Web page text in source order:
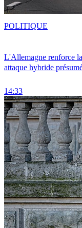
L'Allemagne renforce
attaque hybride
14:33
POLITIQUE